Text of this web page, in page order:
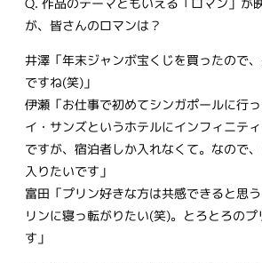
Q. 作品のテーマともいえる「ロマン」が
が、皆さんのロマンは？
井澤「年末ジャンボ宝くじを買ったので
ですね(笑)」
伊瀬「お仕事で初めてシンガポールに行
イ・サンズというホテルにインフィニテ
ですが、宿泊者しか入れなくて。なので
入りたいです」
富田「プリン好きな方は共感できると思
リンに寝っ転がりたい(笑)。とろとろの
す」